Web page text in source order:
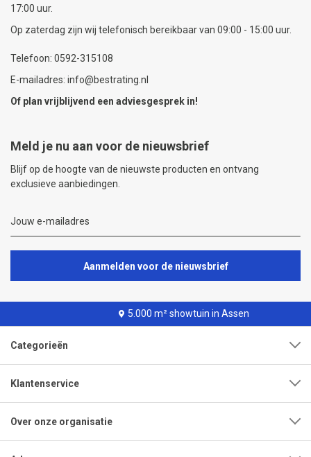
17:00 uur.
Op zaterdag zijn wij telefonisch bereikbaar van 09:00 - 15:00 uur.
Telefoon: 0592-315108
E-mailadres: info@bestrating.nl
Of plan vrijblijvend een adviesgesprek in!
Meld je nu aan voor de nieuwsbrief
Blijf op de hoogte van de nieuwste producten en ontvang
exclusieve aanbiedingen.
Aanmelden voor de nieuwsbrief
5.000 m² showtuin in Assen
Categorieën
Klantenservice
Over onze organisatie